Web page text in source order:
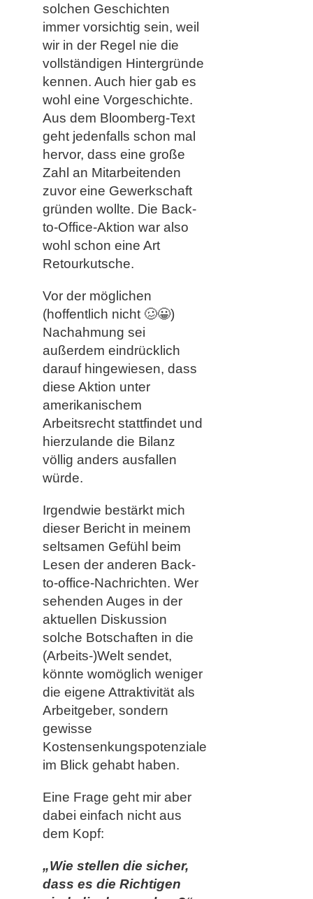
solchen Geschichten
immer vorsichtig sein, weil
wir in der Regel nie die
vollständigen Hintergründe
kennen. Auch hier gab es
wohl eine Vorgeschichte.
Aus dem Bloomberg-Text
geht jedenfalls schon mal
hervor, dass eine große
Zahl an Mitarbeitenden
zuvor eine Gewerkschaft
gründen wollte. Die Back-
to-Office-Aktion war also
wohl schon eine Art
Retourkutsche.
Vor der möglichen
(hoffentlich nicht 🥴😀)
Nachahmung sei
außerdem eindrücklich
darauf hingewiesen, dass
diese Aktion unter
amerikanischem
Arbeitsrecht stattfindet und
hierzulande die Bilanz
völlig anders ausfallen
würde.
Irgendwie bestärkt mich
dieser Bericht in meinem
seltsamen Gefühl beim
Lesen der anderen Back-
to-office-Nachrichten. Wer
sehenden Auges in der
aktuellen Diskussion
solche Botschaften in die
(Arbeits-)Welt sendet,
könnte womöglich weniger
die eigene Attraktivität als
Arbeitgeber, sondern
gewisse
Kostensenkungspotenziale
im Blick gehabt haben.
Eine Frage geht mir aber
dabei einfach nicht aus
dem Kopf:
„Wie stellen die sicher,
dass es die Richtigen